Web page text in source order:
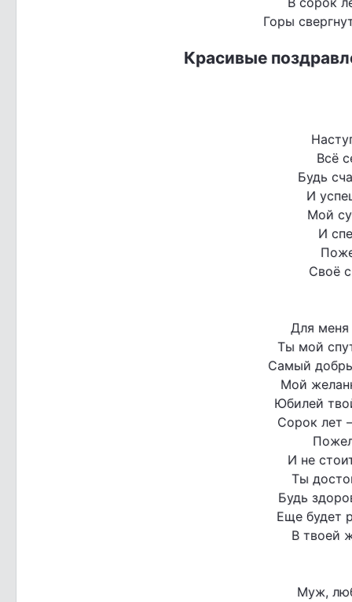
Горы
Красивые
Всё
Будь
И
Мой
И
Своё
Для меня
Ты мой
Самый
Мой
Юбилей
Сорок лет
И не
Ты
Будь
Еще будет
В твоей
Муж,